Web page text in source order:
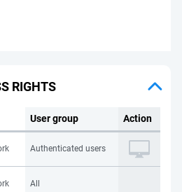
RIGHTS
User group Action
Authenticated users
All